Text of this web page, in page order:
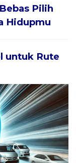
Pilih
Hidupmu
untuk Rute